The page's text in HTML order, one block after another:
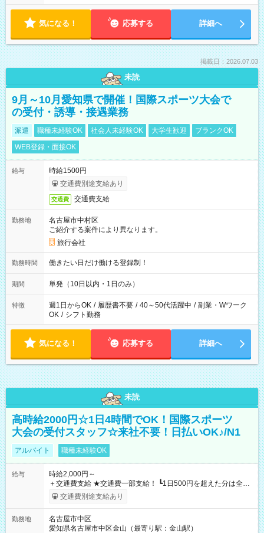
気になる！ 応募する 詳細へ
掲載日：2026.07.03
未読
9月～10月愛知県で開催！国際スポーツ大会で
の受付・誘導・接遇業務
派遣 職種未経験OK 社会人未経験OK 大学生歓迎
ブランクOK
WEB登録・面接OK
給与
時給1500円
交通費別途支給あり
交通費 交通費支給
勤務地
名古屋市中村区
ご紹介する案件により異なります。
旅行会社
勤務時間 働きたい日だけ働ける登録制！
期間 単発（10日以内・1日のみ）
特徴 週1日からOK / 履歴書不要 / 40～50代活躍中 / 副業・Wワーク
OK / シフト勤務
気になる！ 応募する 詳細へ
未読
高時給2000円☆1日4時間でOK！国際スポーツ
大会の受付スタッフ☆来社不要！日払いOK♪/N1
アルバイト 職種未経験OK
給与
時給2,000円～
＋交通費支給 ★交通費一部支給！ ┗1日500円を超えた分は全額
支給！ ※往復500円以内の方は自己負担となります ★日払い
OK！（規定あり） ┗働いたその日に現金GET♪ お仕事後はコン
期間なし
交通費別途支給あり
勤務地
名古屋市中区
愛知県名古屋市中区金山（最寄り駅：金山駅）